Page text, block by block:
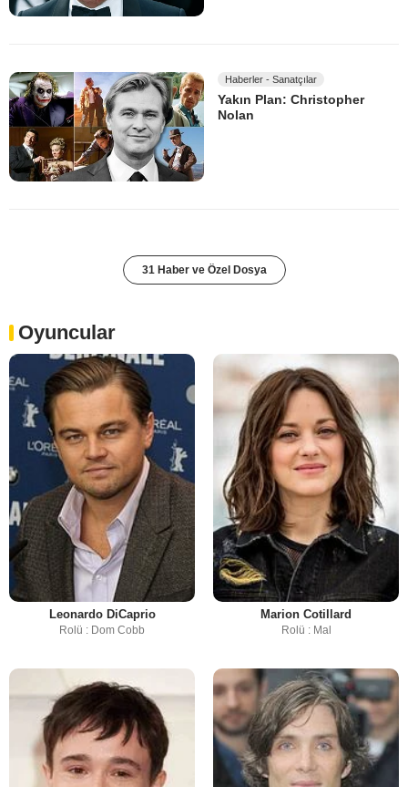
Haberler - Sanatçılar
Yakın Plan: Christopher
Nolan
31 Haber ve Özel Dosya
Oyuncular
Leonardo DiCaprio
Rolü : Dom Cobb
Marion Cotillard
Rolü : Mal